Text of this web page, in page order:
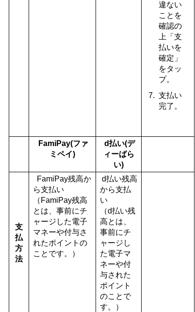
違ない
ことを
確認の
上「支
払いを
確定」
をタッ
プ。
支払い
完了。
FamiPay(ファ
ミペイ)
d払い(デ
ィーばら
い)
支
払
方
法
FamiPay残高か
ら支払い
（FamiPay残高
とは、事前にチ
ャージした電子
マネーや付与さ
れたポイントの
ことです。）
d払い残高
から支払
い
（d払い残
高とは、
事前にチ
ャージし
た電子マ
ネーや付
与された
ポイント
のことで
す。）